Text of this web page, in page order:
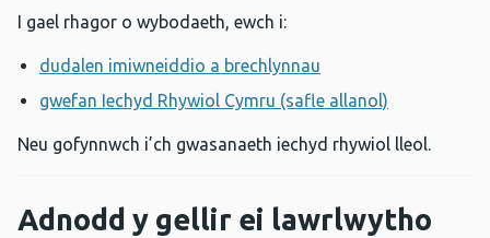
I gael rhagor o wybodaeth, ewch i:
dudalen imiwneiddio a brechlynnau
gwefan Iechyd Rhywiol Cymru (safle allanol)
Neu gofynnwch i’ch gwasanaeth iechyd rhywiol lleol.
Adnodd y gellir ei lawrlwytho